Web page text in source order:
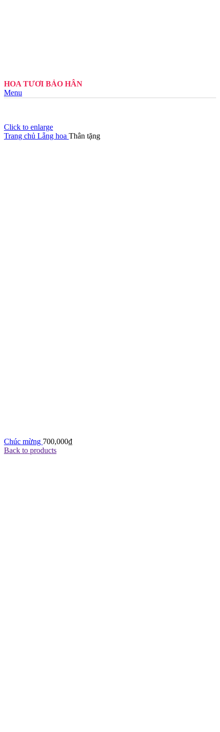
HOA TƯƠI BẢO HÂN
Menu
Click to enlarge
Trang chủ Lẵng hoa Thân tặng
Chúc mừng 700,000₫
Back to products